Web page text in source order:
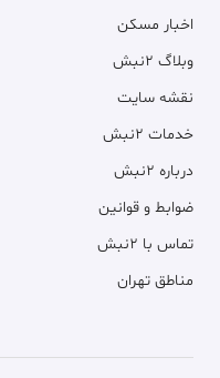
اخبار مسکن
وبلاگ ۲نبش
نقشه سایت
خدمات ۲نبش
درباره ۲نبش
ضوابط و قوانین
تماس با ۲نبش
مناطق تهران